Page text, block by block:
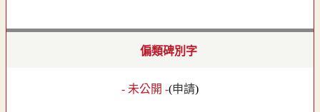
偏類碑別字
- 未公開 -(申請)